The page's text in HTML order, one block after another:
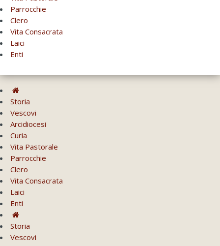
Parrocchie
Clero
Vita Consacrata
Laici
Enti
Storia
Vescovi
Arcidiocesi
Curia
Vita Pastorale
Parrocchie
Clero
Vita Consacrata
Laici
Enti
Storia
Vescovi